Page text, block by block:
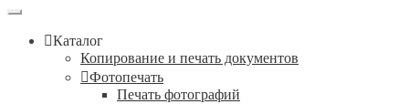
Каталог
Копирование и печать документов
Фотопечать
Печать фотографий